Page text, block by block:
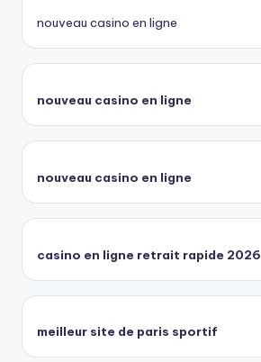
nouveau casino en ligne
nouveau casino en ligne
nouveau casino en ligne
casino en ligne retrait rapide 2026
meilleur site de paris sportif